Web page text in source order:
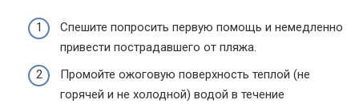
Спешите попросить первую помощь и немедленно
привести пострадавшего от пляжа.
Промойте ожоговую поверхность теплой (не
горячей и не холодной) водой в течение